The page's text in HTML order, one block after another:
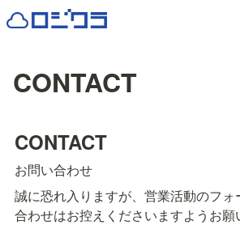
CONTACT
CONTACT
お問い合わせ
誠に恐れ入りますが、営業活動のフ
合わせはお控えくださいますようお願